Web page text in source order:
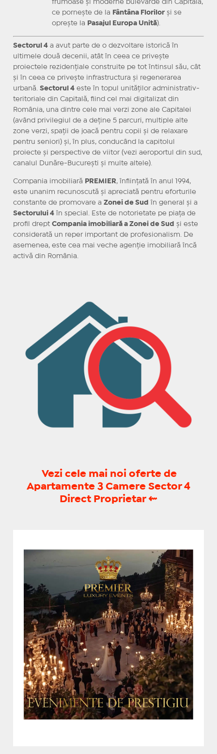
frumoase și moderne bulevarde din Capitală,
ce pornește de la
Fântâna Florilorși se
oprește la
Pasajul Europa Unită).
Sectorul 4a avut parte de o dezvoltare istorică în
ultimele două decenii, atât în ceea ce privește
proiectele rezidențiale construite pe tot întinsul său, cât
și în ceea ce privește infrastructura și regenerarea
urbană. Sectorul 4este în topul unităților administrativ-
teritoriale din Capitală, fiind cel mai digitalizat din
România, una dintre cele mai verzi zone ale Capitalei
(având privilegiul de a deține 5 parcuri, multiple alte
zone verzi, spații de joacă pentru copii și de relaxare
pentru seniori) și, în plus, conducând la capitolul
proiecte și perspective de viitor (vezi aeroportul din sud,
canalul Dunăre-București și multe altele).
Compania imobiliară PREMIER, înființată în anul 1994,
este unanim recunoscută și apreciată pentru eforturile
constante de promovare a Zonei de Sud
în general și a
Sectorului 4în special. Este de notorietate pe piața de
profil drept Compania imobiliară a Zonei de Sud și este
considerată un reper important de profesionalism. De
asemenea, este cea mai veche agenție imobiliară încă
activă din România.
Vezi cele mai noi oferte de
Apartamente 3 Camere Sector 4
Direct Proprietar ⇜